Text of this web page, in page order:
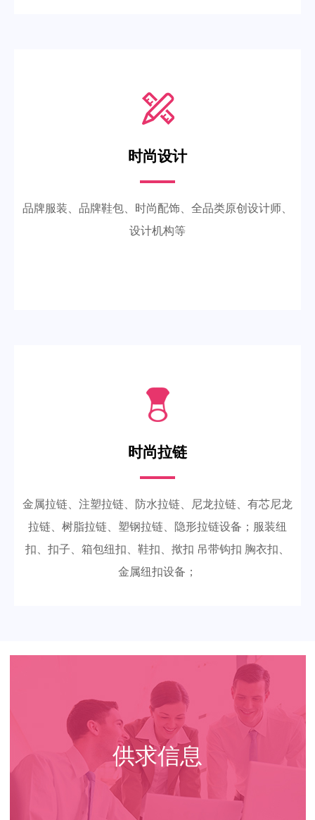
时尚设计
品牌服装、品牌鞋包、时尚配饰、全品类原创设计师、
设计机构等
时尚拉链
金属拉链、注塑拉链、防水拉链、尼龙拉链、有芯尼龙
拉链、树脂拉链、塑钢拉链、隐形拉链设备；服装纽
扣、扣子、箱包纽扣、鞋扣、揿扣 吊带钩扣 胸衣扣、
金属纽扣设备；
供求信息